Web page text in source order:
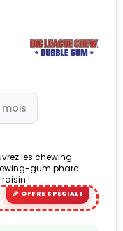
mois
les chewing-
gum phare
!